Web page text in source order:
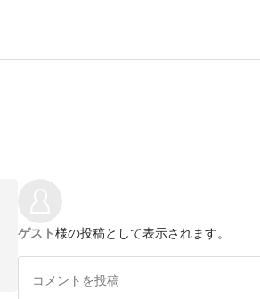
ゲスト様の投稿として表示されます。